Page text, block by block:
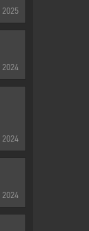
2025
2024
2024
2024